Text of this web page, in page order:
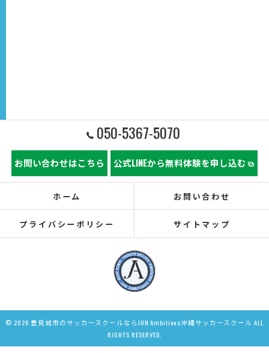
050-5367-5070
お問い合わせはこちら 公式LINEから無料体験を申し込む
ホーム お問い合わせ
プライバシーポリシー サイトマップ
© 2026 豊見城市のサッカースクールならJUN Ambitious沖縄サッカースクール ALL
RIGHTS RESERVED.